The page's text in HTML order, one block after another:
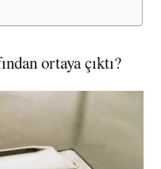
ortaya çıktı?